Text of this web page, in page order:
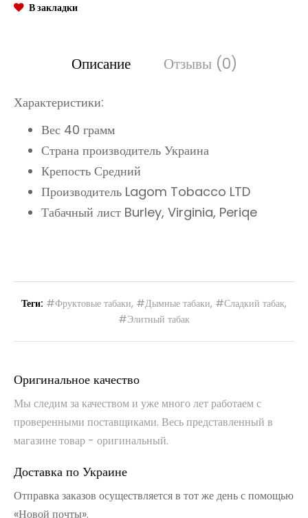
В закладки
Описание Отзывы (0)
Характеристики:
Вес 40 грамм
Страна производитель Украина
Крепость Средний
Производитель Lagom Tobacco LTD
Табачный лист Burley, Virginia, Periqe
Теги: #Фруктовые табаки, #Дымные табаки, #Сладкий табак,
#Элитный табак
Оригинальное качество
Мы следим за качеством и уже много лет работаем с
проверенными поставщиками. Весь представленный в
магазине товар - оригинальный.
Доставка по Украине
Отправка заказов осуществляется в тот же день с помощью
«Новой почты».